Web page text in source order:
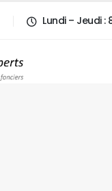
Lundi – Jeudi